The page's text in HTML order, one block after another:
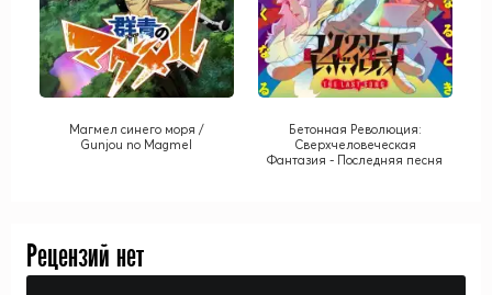
Магмел синего моря /
Gunjou no Magmel
Бетонная Революция:
Сверхчеловеческая
Фантазия - Последняя песня
Рецензий нет